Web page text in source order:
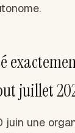
juillet
juin une